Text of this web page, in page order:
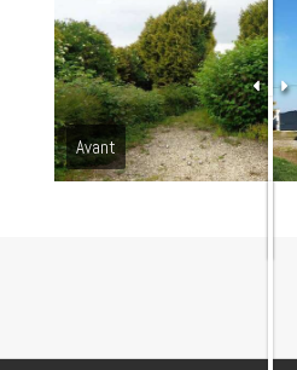
Avant